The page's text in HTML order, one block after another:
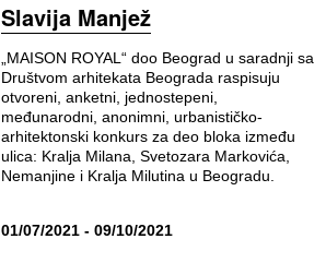
Slavija Manjež
„MAISON ROYAL“ doo Beograd u saradnji sa
Društvom arhitekata Beograda raspisuju
otvoreni, anketni, jednostepeni,
međunarodni, anonimni, urbanističko-
arhitektonski konkurs za deo bloka između
ulica: Kralja Milana, Svetozara Markovića,
Nemanjine i Kralja Milutina u Beogradu.
01/07/2021 - 09/10/2021